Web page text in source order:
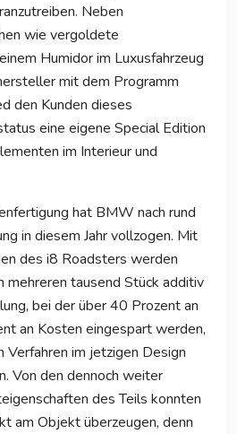
Neben
wie vergoldete
Humidor im Luxusfahrzeug
mit dem Programm
den Kunden dieses
eine eigene Special Edition
im Interieur und
hat BMW nach rund
in diesem Jahr vollzogen. Mit
des i8 Roadsters werden
mehreren tausend Stück additiv
bei der über 40 Prozent an
an Kosten eingespart werden,
im jetzigen Design
Von den dennoch weiter
des Teils konnten
am Objekt überzeugen, denn